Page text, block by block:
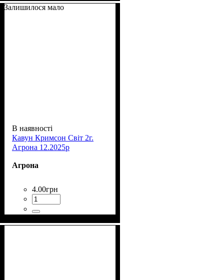
Залишилося мало
В наявності
Кавун Кримсон Світ 2г.
Агрона 12.2025р
Агрона
4.00грн